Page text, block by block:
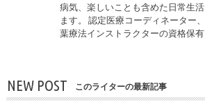
病気、楽しいことも含めた日常生
ます。 認定医療コーディネーター
葉療法インストラクターの資格保有
NEW POST このライターの最新記事